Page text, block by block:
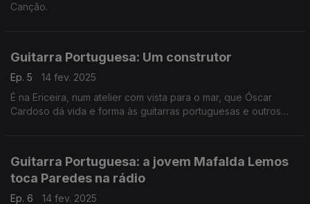
Canção.
Guitarra Portuguesa: Um construtor
Ep. 5
14 fev. 2025
É na Ericeira, num atelier com vista para o mar, que Óscar
Cardoso dá vida e forma às guitarras portuguesas e outros
Guitarra Portuguesa: a jovem Mafalda Lemos
toca Paredes na rádio
Ep. 6
14 fev. 2025